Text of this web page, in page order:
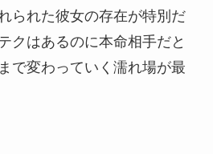
られた彼女の存在が特別だ
クはあるのに本命相手だと
で変わっていく濡れ場が最